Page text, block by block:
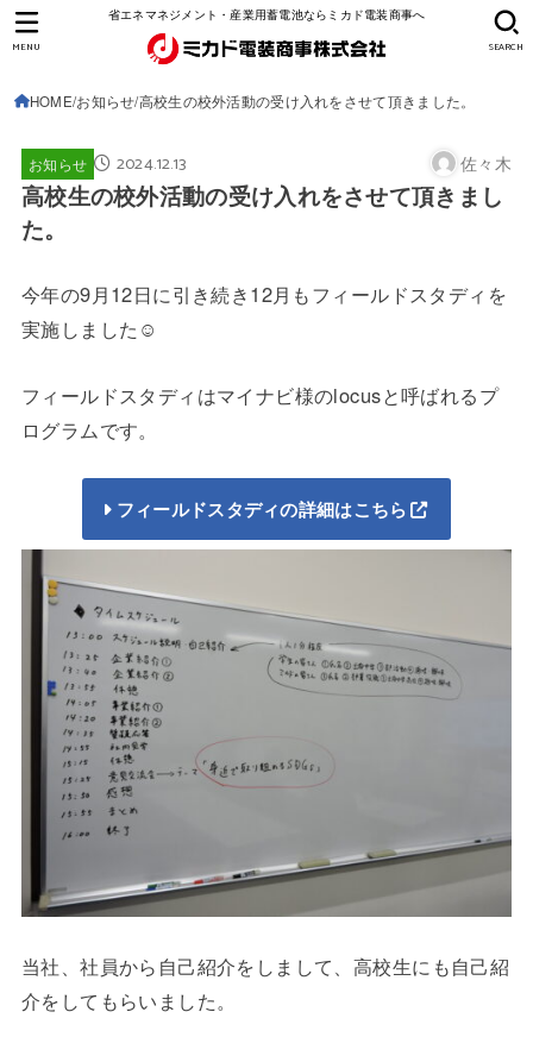
省エネマネジメント・産業用蓄電池ならミカド電装商事へ
SEARCH
MENU
HOME お知らせ 高校生の校外活動の受け入れをさせて頂きました。
お知らせ 2024.12.13 佐々木
高校生の校外活動の受け入れをさせて頂きまし
た。
今年の9月12日に引き続き12月もフィールドスタディを
実施しました☺
フィールドスタディはマイナビ様のlocusと呼ばれるプ
ログラムです。
フィールドスタディの詳細はこちら
当社、社員から自己紹介をしまして、高校生にも自己紹
介をしてもらいました。